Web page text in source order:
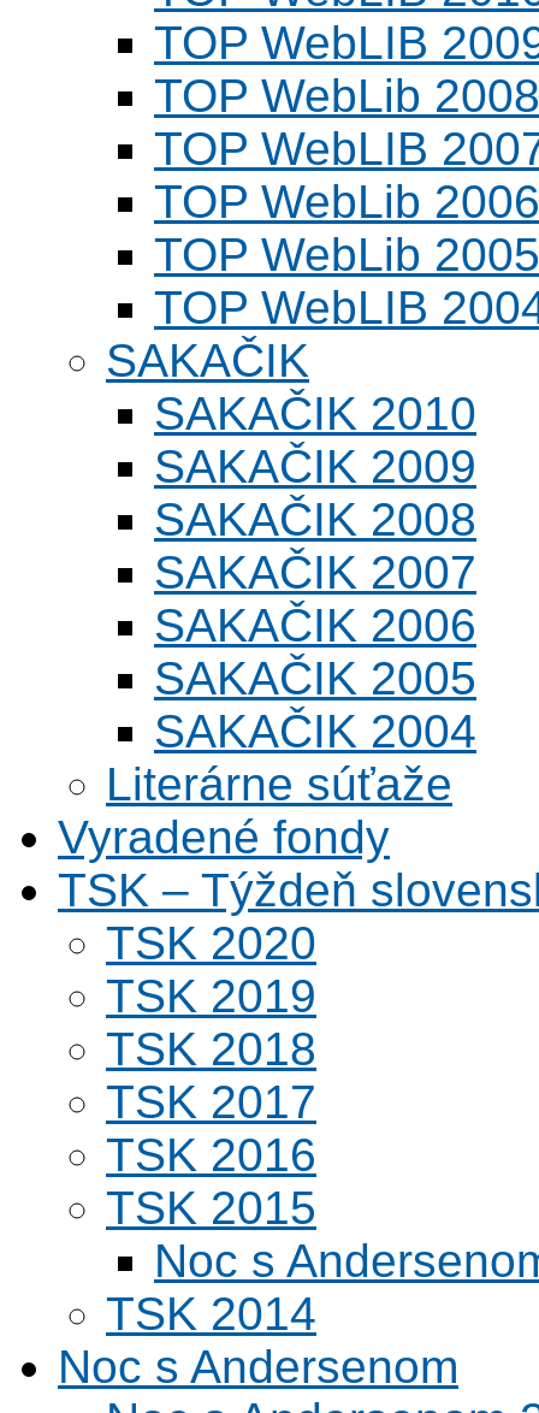
TOP WebLIB
TOP WebLib 2008
TOP WebLIB
TOP WebLib 2006
TOP WebLib 2005
TOP WebLIB
SAKAČIK
SAKAČIK 2010
SAKAČIK 2009
SAKAČIK 2008
SAKAČIK 2007
SAKAČIK 2006
SAKAČIK 2005
SAKAČIK 2004
Literárne súťaže
Vyradené fondy
TSK – Týždeň
TSK 2020
TSK 2019
TSK 2018
TSK 2017
TSK 2016
TSK 2015
Noc s
TSK 2014
Noc s Andersenom